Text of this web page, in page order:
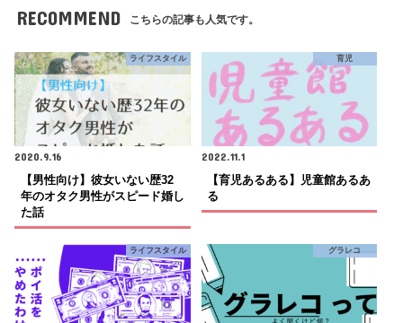
RECOMMEND こちらの記事も人気です。
ライフスタイル
2020.9.16
【男性向け】彼女いない歴32
年のオタク男性がスピード婚し
た話
育児
2022.11.1
【育児あるある】児童館あるあ
る
ライフスタイル グラレコ